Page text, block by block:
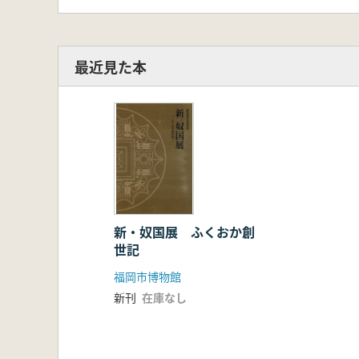
最近見た本
新・奴国展 ふくおか創
世記
福岡市博物館
新刊 在庫なし